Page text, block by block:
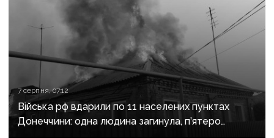
7 серпня, 07:12
Війська рф вдарили по 11 населених пунктах
Донеччини: одна людина загинула, п’ятеро